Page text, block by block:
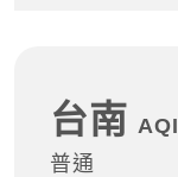
台南 AQI
普通